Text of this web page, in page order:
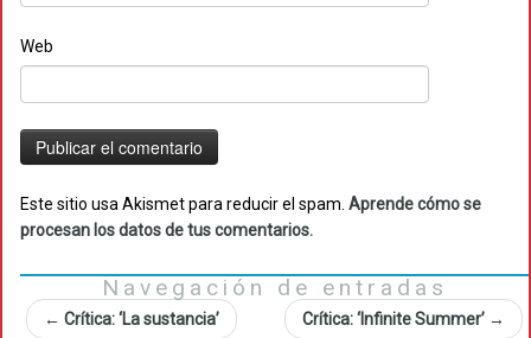
Web
Este sitio usa Akismet para reducir el spam. Aprende cómo se
procesan los datos de tus comentarios.
Navegación de entradas
← Crítica: ‘La sustancia’ Crítica: ‘Infinite Summer’ →